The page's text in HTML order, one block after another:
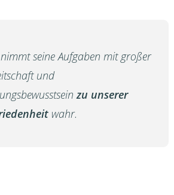
seine Aufgaben mit großer
und
zu unserer
wahr.